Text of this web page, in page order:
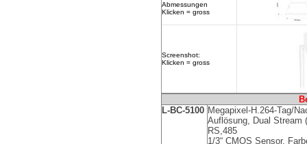
Abmessungen
Klicken = gross
Screenshot:
Klicken = gross
L-BC-5100 Megapixel-H.264-Tag/
Auflösung, Dual Stream
RS,485
1/3“ CMOS Sensor,